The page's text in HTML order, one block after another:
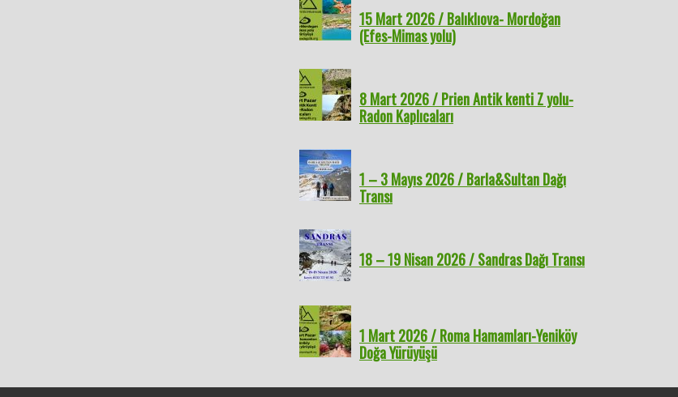
15 Mart 2026 / Balıklıova- Mordoğan
(Efes-Mimas yolu)
8 Mart 2026 / Prien Antik kenti Z yolu-
Radon Kaplıcaları
1 – 3 Mayıs 2026 / Barla&Sultan Dağı
Transı
18 – 19 Nisan 2026 / Sandras Dağı Transı
1 Mart 2026 / Roma Hamamları-Yeniköy
Doğa Yürüyüşü